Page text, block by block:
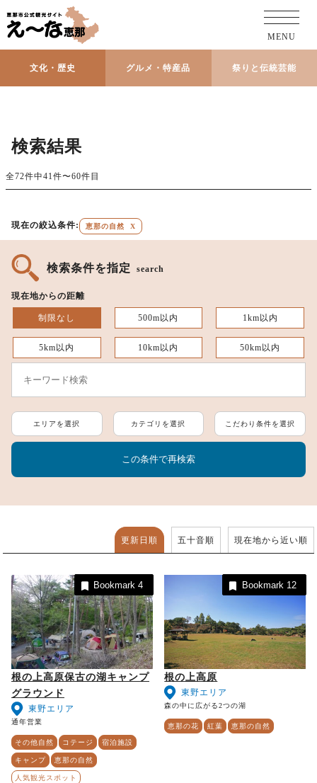
文化・歴史 グルメ・特産品 祭りと伝統芸能
MENU
検索結果
全72件中41件〜60件目
根の上高原保古の湖キャンプ
グラウンド
東野エリア
通年営業
その他自然 コテージ 宿泊施設
キャンプ 恵那の自然
人気観光スポット
Bookmark4
根の上高原
東野エリア
森の中に広がる2つの湖
恵那の花 紅葉 恵那の自然
Bookmark 12
現在の絞込条件: 恵那の自然 X
検索条件を指定 search
現在地からの距離
制限なし 500m以内 1km以内
5km以内 10km以内 50km以内
エリアを選択 カテゴリを選択 こだわり条件を選択
更新日順 五十音順 現在地から近い順